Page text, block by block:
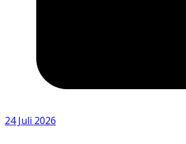
24 Juli 2026